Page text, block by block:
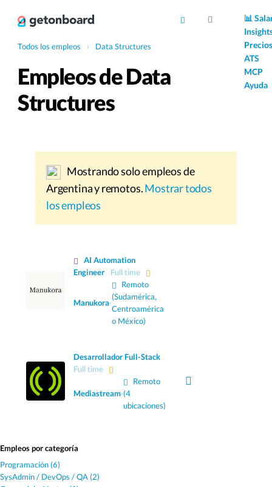
📊
Precios
ATS
MCP
Ayuda
Todos los empleos › Data Structures
Empleos de Data
Structures
Mostrando solo empleos de
Argentina y remotos.Mostrar todos
los empleos
AI Automation
Engineer
Full time
Manukora·
Remoto
(Sudamérica,
Centroamérica
o México)
Desarrollador Full-Stack
Full time
Mediastream·
Remoto
(4
ubicaciones)
Empleos por categoría
Programación (6)
SysAdmin / DevOps / QA (2)